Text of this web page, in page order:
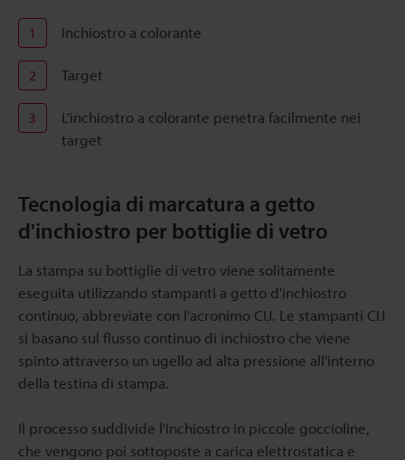
1 Inchiostro a colorante
2 Target
3
L'inchiostro a colorante penetra facilmente nei
target
Tecnologia di marcatura a getto
d'inchiostro per bottiglie di vetro
La stampa su bottiglie di vetro viene solitamente
eseguita utilizzando stampanti a getto d'inchiostro
continuo, abbreviate con l'acronimo CIJ. Le stampanti CIJ
si basano sul flusso continuo di inchiostro che viene
spinto attraverso un ugello ad alta pressione all'interno
della testina di stampa.
Il processo suddivide l'inchiostro in piccole goccioline,
che vengono poi sottoposte a carica elettrostatica e